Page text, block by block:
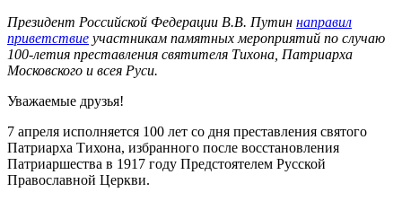
Президент Российской Федерации В.В. Путин направил
приветствие участникам памятных мероприятий по случаю
100-летия преставления святителя Тихона, Патриарха
Московского и всея Руси.
Уважаемые друзья!
7 апреля исполняется 100 лет со дня преставления святого
Патриарха Тихона, избранного после восстановления
Патриаршества в 1917 году Предстоятелем Русской
Православной Церкви.